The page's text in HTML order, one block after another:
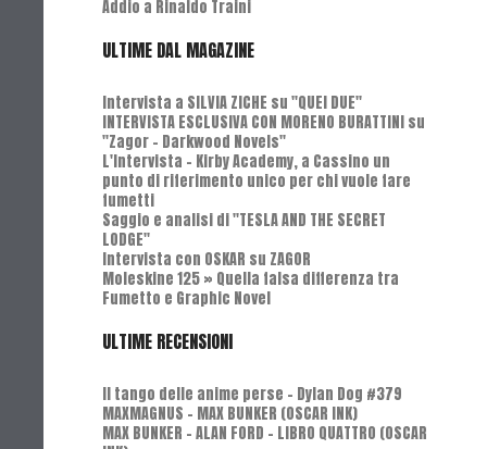
Addio a Rinaldo Traini
ULTIME DAL MAGAZINE
Intervista a SILVIA ZICHE su "QUEI DUE"
INTERVISTA ESCLUSIVA CON MORENO BURATTINI su
"Zagor - Darkwood Novels"
L'Intervista - Kirby Academy, a Cassino un
punto di riferimento unico per chi vuole fare
fumetti
Saggio e analisi di "TESLA AND THE SECRET
LODGE"
Intervista con OSKAR su ZAGOR
Moleskine 125 » Quella falsa differenza tra
Fumetto e Graphic Novel
ULTIME RECENSIONI
Il tango delle anime perse - Dylan Dog #379
MAXMAGNUS – MAX BUNKER (OSCAR INK)
MAX BUNKER – ALAN FORD – LIBRO QUATTRO (OSCAR